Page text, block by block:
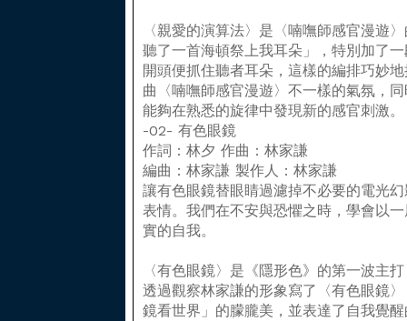
〈親愛的演算法〉是〈喃嘸師感官漫遊
聽了一首海頓祭上我耳朵」，特別加了
開頭便抓住聽者耳朵，這樣的編排巧妙
曲〈喃嘸師感官漫遊〉不一樣的氣氛，
能夠在熟悉的旋律中發現新的感官刺激。
-02- 有色眼鏡
作詞：林夕 作曲：林家謙
編曲：林家謙 製作人：林家謙
讓有色眼鏡替眼睛過濾掉不必要的電光
表情。我們在不安與恐懼之時，學會以
實的自我。
〈有色眼鏡〉是《隱形色》的第一波主
透過觀察林家謙的形象寫了〈有色眼鏡
鏡看世界」的朦朧美，並表達了自我覺